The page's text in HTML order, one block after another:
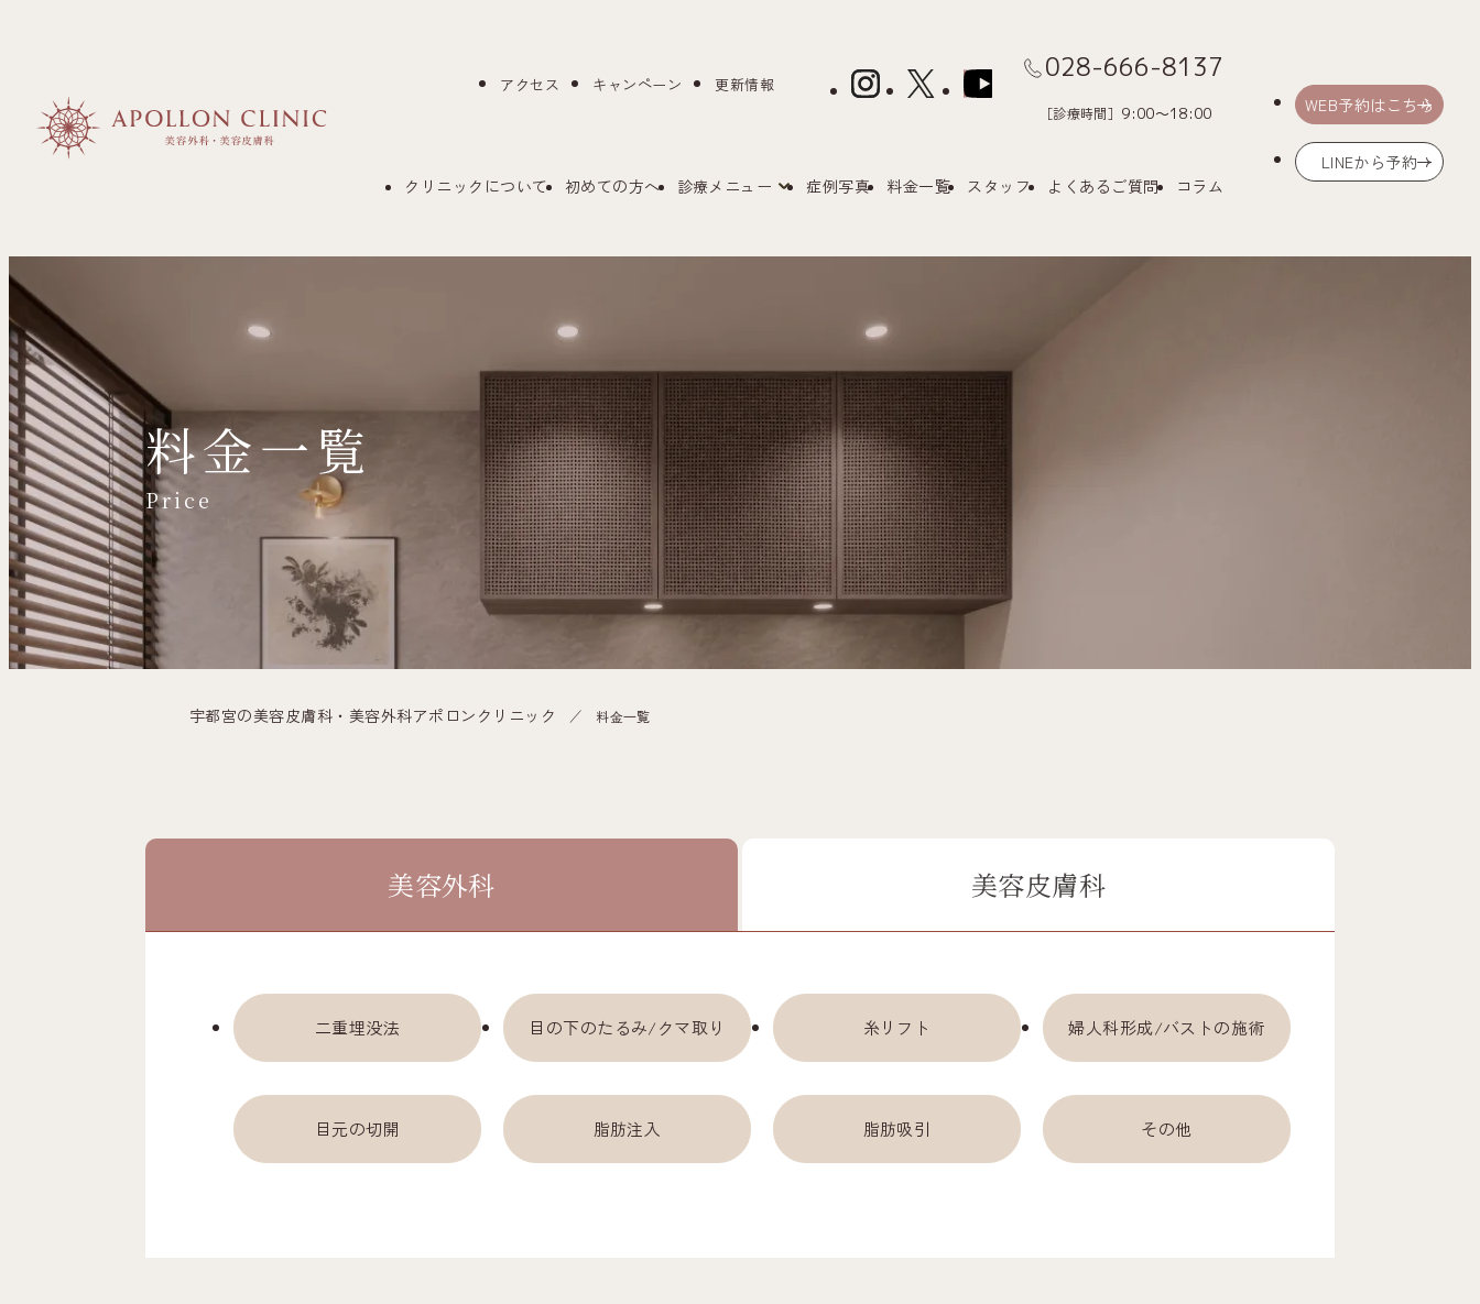
アクセス キャンペーン 更新情報 028-666-8137
［診療時間］ 9:00～18:00
クリニックについて 初めての方へ 診療メニュー 症例写真 料金一覧 スタッフ よくあるご質問 コラム
WEB予約はこちら
LINEから予約
料⾦⼀覧
Price
宇都宮の美容皮膚科・美容外科アポロンクリニック 料⾦⼀覧
美容外科 美容皮膚科
二重埋没法
目元の切開
目の下のたるみ/クマ取り
脂肪注入
糸リフト
脂肪吸引
婦人科形成/バストの施術
その他